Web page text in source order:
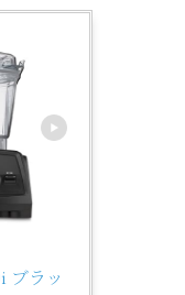
ブラッ